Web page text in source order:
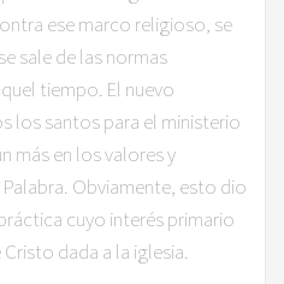
ese marco religioso, se
sale de las normas
tiempo. El nuevo
los santos para el ministerio
más en los valores y
Obviamente, esto dio
cuyo interés primario
dada a la iglesia.